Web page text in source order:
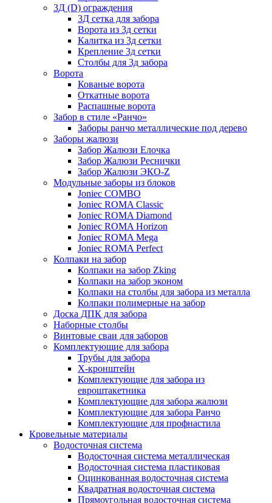
3Д (D) ограждения
3Д сетка для забора
Ворота из 3д сетки
Калитка из 3д сетки
Крепление 3д сетки
Столбы для 3д забора
Ворота
Кованые ворота
Откатные ворота
Распашные ворота
Забор в стиле «Ранчо»
Заборы ранчо металлические под дерево
Заборы жалюзи
Забор Жалюзи Елочка
Забор Жалюзи Реснички
Забор Жалюзи ЭКО-Z
Модульные заборы из блоков
Joniec COMBO
Joniec ROMA Classic
Joniec ROMA Diamond
Joniec ROMA Horizon
Joniec ROMA Mega
Joniec ROMA Perfect
Колпаки на забор
Колпаки на забор Zking
Колпаки на забор эконом
Колпаки на столбы для забора из металла
Колпаки полимерные на забор
Доска ДПК для забора
Наборные столбы
Винтовые сваи для заборов
Комплектующие для забора
Трубы для забора
Х-кронштейн
Комплектующие для забора из
евроштакетника
Комплектующие для забора жалюзи
Комплектующие для забора Ранчо
Комплектующие для профнастила
Кровельные материалы
Водосточная система
Водосточная система металлическая
Водосточная система пластиковая
Оцинкованная водосточная система
Квадратная водосточная система
Прямоугольная водосточная система